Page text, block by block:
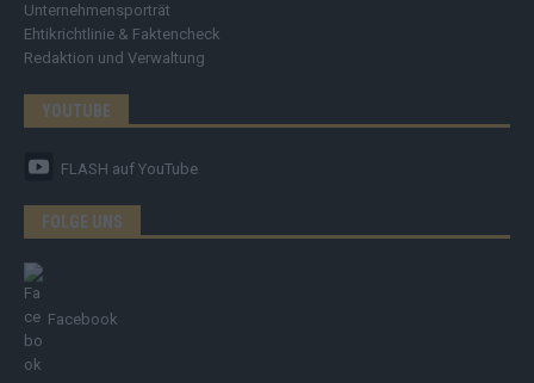
Unternehmensporträt
Ehtikrichtlinie & Faktencheck
Redaktion und Verwaltung
YOUTUBE
FLASH auf YouTube
FOLGE UNS
Facebook